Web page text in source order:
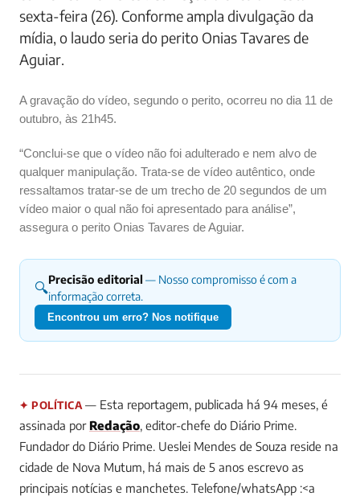
sexta-feira (26). Conforme ampla divulgação da
mídia, o laudo seria do perito Onias Tavares de
Aguiar.
A gravação do vídeo, segundo o perito, ocorreu no dia 11 de
outubro, às 21h45.
“Conclui-se que o vídeo não foi adulterado e nem alvo de
qualquer manipulação. Trata-se de vídeo autêntico, onde
ressaltamos tratar-se de um trecho de 20 segundos de um
vídeo maior o qual não foi apresentado para análise”,
assegura o perito Onias Tavares de Aguiar.
🔍Precisão editorial — Nosso compromisso é com a
informação correta.
Encontrou um erro? Nos notifique
✦ POLÍTICA — Esta reportagem, publicada há 94 meses, é
assinada por Redação, editor-chefe do Diário Prime.
Fundador do Diário Prime. Ueslei Mendes de Souza reside na
cidade de Nova Mutum, há mais de 5 anos escrevo as
principais notícias e manchetes. Telefone/whatsApp :<a